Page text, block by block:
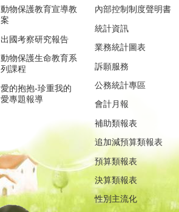
動物保護教育宣導教
案
出國考察研究報告
動物保護生命教育系
列課程
愛的抱抱-珍重我的
愛專題報導
內部控制制度聲明書
統計資訊
業務統計圖表
訴願服務
公務統計專區
會計月報
補助類報表
追加減預算類報表
預算類報表
決算類報表
性別主流化